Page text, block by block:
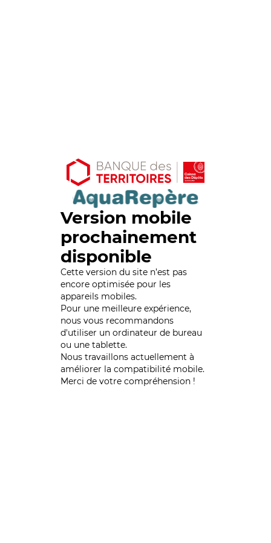
Version mobile
prochainement
disponible
Cette version du site n’est pas
encore optimisée pour les
appareils mobiles.
Pour une meilleure expérience,
nous vous recommandons
d'utiliser un ordinateur de bureau
ou une tablette.
Nous travaillons actuellement à
améliorer la compatibilité mobile.
Merci de votre compréhension !